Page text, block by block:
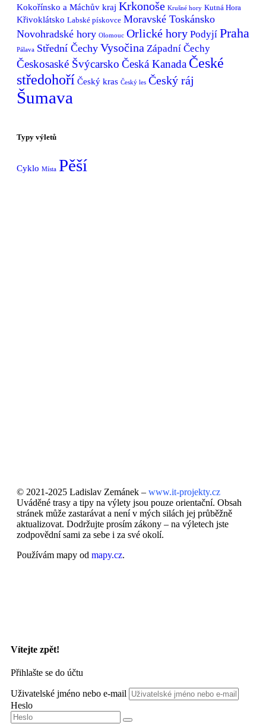
Kokořínsko a Máchův kraj Krkonoše Krušné hory Kutná Hora
Křivoklátsko Labské pískovce Moravské Toskánsko
Novohradské hory Olomouc Orlické hory Podyjí Praha
Pálava Střední Čechy Vysočina Západní Čechy
Českosaské Švýcarsko Česká Kanada České
středohoří Český kras Český les Český ráj
Šumava
Typy výletů
Cyklo Místa Pěší
© 2021-2025 Ladislav Zemánek – www.it-projekty.cz
Uváděné trasy a tipy na výlety jsou pouze orientační. Obsah
stránek může zastarávat a není v mých silách jej průběžně
aktualizovat. Dodržujte prosím zákony – na výletech jste
zodpovědní sami za sebe i za své okolí.
Používám mapy od mapy.cz.
Vítejte zpět!
Přihlašte se do účtu
Uživatelské jméno nebo e-mail
Heslo